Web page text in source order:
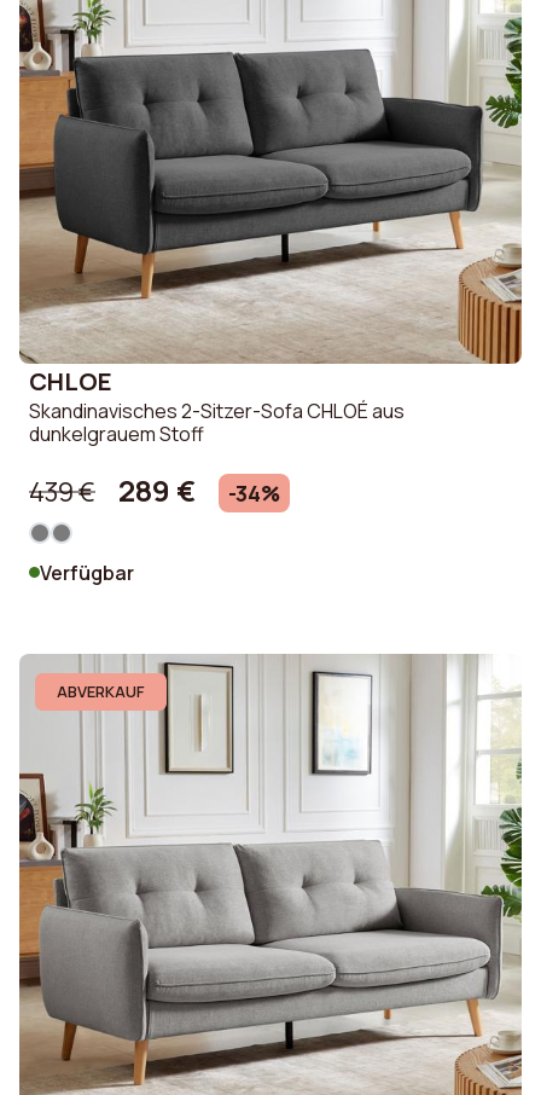
CHLOE
Skandinavisches 2-Sitzer-Sofa CHLOÉ aus
dunkelgrauem Stoff
439 € 289 € -34%
Verfügbar
ABVERKAUF